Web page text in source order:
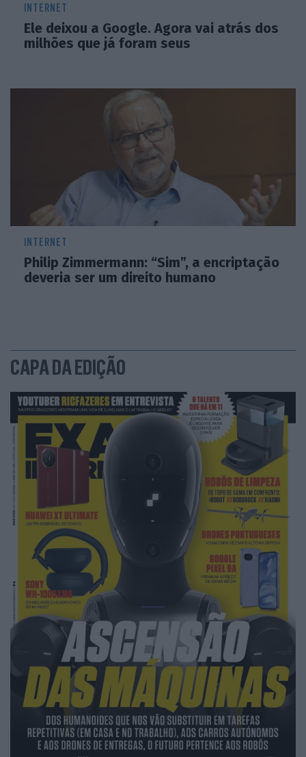
INTERNET
Ele deixou a Google. Agora vai atrás dos
milhões que já foram seus
INTERNET
Philip Zimmermann: “Sim”, a encriptação
deveria ser um direito humano
CAPA DA EDIÇÃO